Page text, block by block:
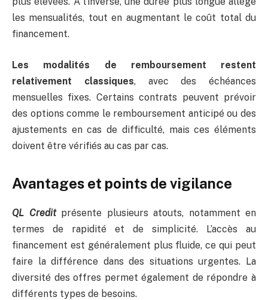
les mensualités, tout en augmentant le coût total du
financement.
Les modalités de remboursement restent
relativement classiques, avec des échéances
mensuelles fixes. Certains contrats peuvent prévoir
des options comme le remboursement anticipé ou des
ajustements en cas de difficulté, mais ces éléments
doivent être vérifiés au cas par cas.
Avantages et points de vigilance
QL Creditprésente plusieurs atouts, notamment en
termes de rapidité et de simplicité. L’accès au
financement est généralement plus fluide, ce qui peut
faire la différence dans des situations urgentes. La
diversité des offres permet également de répondre à
différents types de besoins.